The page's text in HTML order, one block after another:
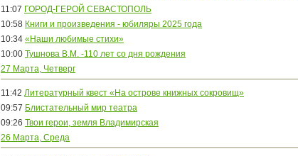
11:07 ГОРОД-ГЕРОЙ СЕВАСТОПОЛЬ
10:58 Книги и произведения - юбиляры 2025 года
10:34 «Наши любимые стихи»
10:00 Тушнова В.М. -110 лет со дня рождения
27 Марта, Четверг
11:42 Литературный квест «На острове книжных сокровищ»
09:57 Блистательный мир театра
09:26 Твои герои, земля Владимирская
26 Марта, Среда